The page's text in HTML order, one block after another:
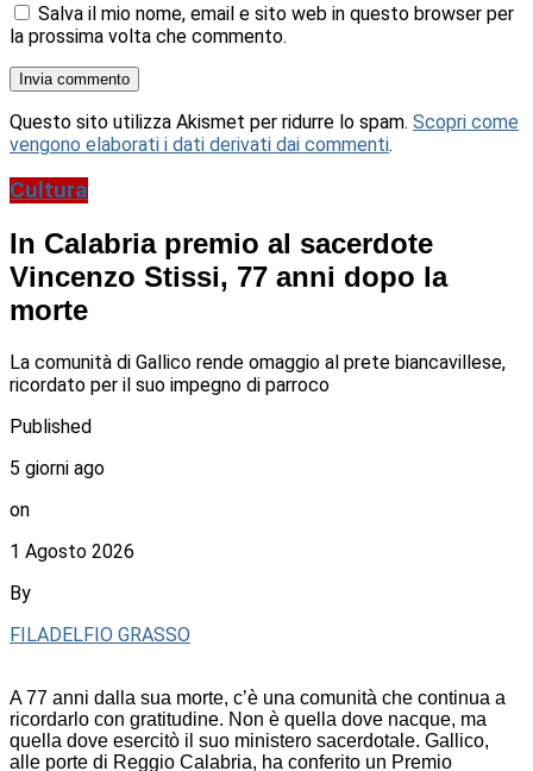
Salva il mio nome, email e sito web in questo browser per
la prossima volta che commento.
Questo sito utilizza Akismet per ridurre lo spam. Scopri come
vengono elaborati i dati derivati dai commenti.
Cultura
In Calabria premio al sacerdote
Vincenzo Stissi, 77 anni dopo la
morte
La comunità di Gallico rende omaggio al prete biancavillese,
ricordato per il suo impegno di parroco
Published
5 giorni ago
on
1 Agosto 2026
By
FILADELFIO GRASSO
A 77 anni dalla sua morte, c’è una comunità che continua a
ricordarlo con gratitudine. Non è quella dove nacque, ma
quella dove esercitò il suo ministero sacerdotale. Gallico,
alle porte di Reggio Calabria, ha conferito un Premio